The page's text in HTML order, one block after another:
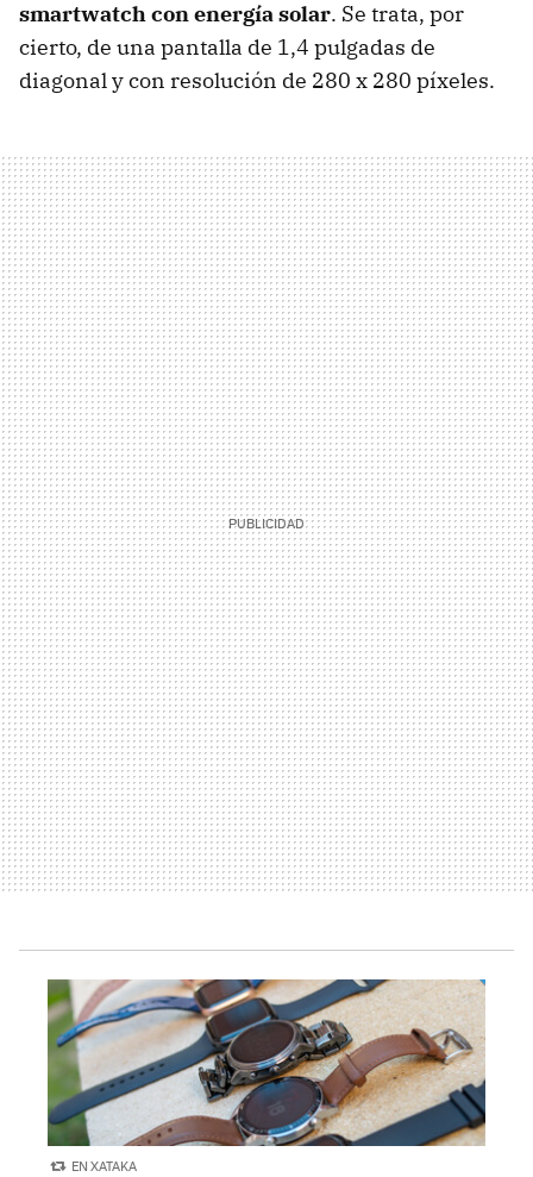
smartwatch con energía solar. Se trata, por
cierto, de una pantalla de 1,4 pulgadas de
diagonal y con resolución de 280 x 280 píxeles.
EN XATAKA